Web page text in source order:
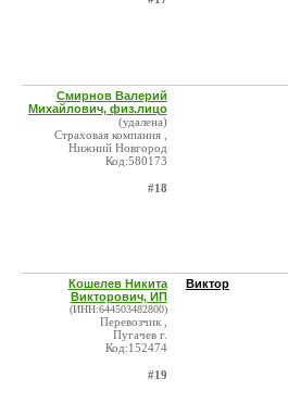
Смирнов Валерий
Михайлович, физ.лицо
(удалена)
Страховая компания ,
Нижний Новгород
Код:580173
#18
Кошелев Никита
Викторович, ИП
(ИНН:644503482800)
Перевозчик ,
Пугачев г.
Код:152474
#19
Виктор